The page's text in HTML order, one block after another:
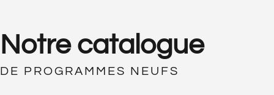
Notre catalogue
DE PROGRAMMES NEUFS